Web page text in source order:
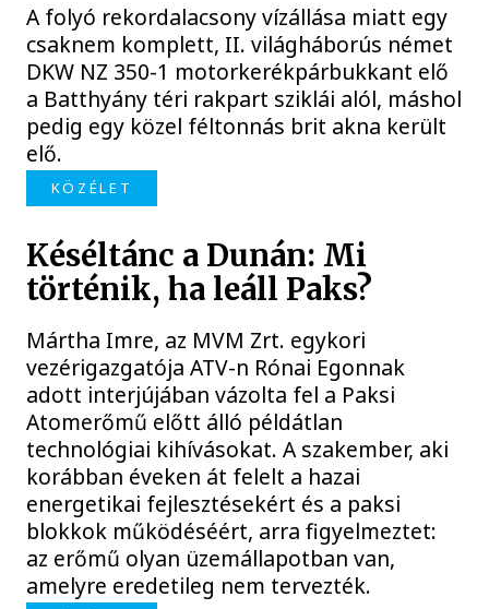
A folyó rekordalacsony vízállása miatt egy
csaknem komplett, II. világháborús német
DKW NZ 350-1 motorkerékpárbukkant elő
a Batthyány téri rakpart sziklái alól, máshol
pedig egy közel féltonnás brit akna került
elő.
KÖZÉLET
Késéltánc a Dunán: Mi
történik, ha leáll Paks?
Mártha Imre, az MVM Zrt. egykori
vezérigazgatója ATV-n Rónai Egonnak
adott interjújában vázolta fel a Paksi
Atomerőmű előtt álló példátlan
technológiai kihívásokat. A szakember, aki
korábban éveken át felelt a hazai
energetikai fejlesztésekért és a paksi
blokkok működéséért, arra figyelmeztet:
az erőmű olyan üzemállapotban van,
amelyre eredetileg nem tervezték.